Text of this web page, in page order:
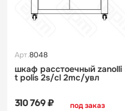
Арт.8048
шкаф расстоечный zanolli
t polis 2s/cl 2mc/увл
под заказ
310 769 ₽